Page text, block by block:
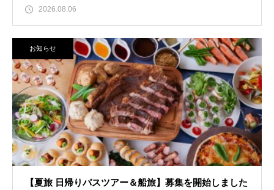
2026.08.06
お知らせ
【夏旅 日帰りバスツアー＆船旅】募集を開始しました